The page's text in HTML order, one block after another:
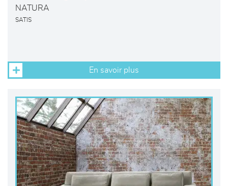
NATURA
SATIS
En savoir plus